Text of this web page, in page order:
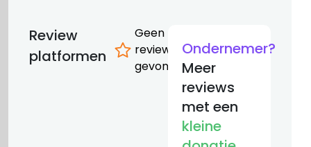
Review
platformen
Geen
reviews
gevonden
Ondernemer?
Meer
reviews
met een
kleine